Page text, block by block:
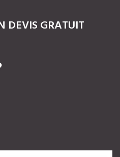
DEVIS GRATUIT